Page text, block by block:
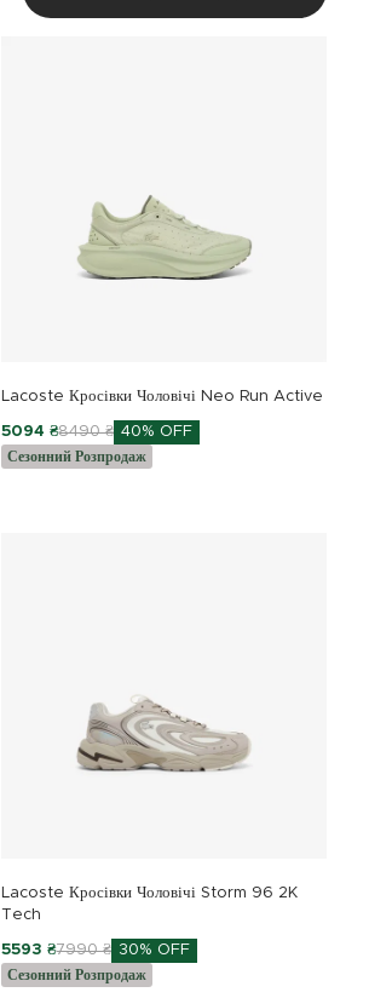
Lacoste Кросівки Чоловічі Neo Run Active
5094 ₴8490 ₴ 40% OFF
Сезонний Розпродаж
Lacoste Кросівки Чоловічі Storm 96 2K
Tech
5593 ₴7990 ₴ 30% OFF
Сезонний Розпродаж